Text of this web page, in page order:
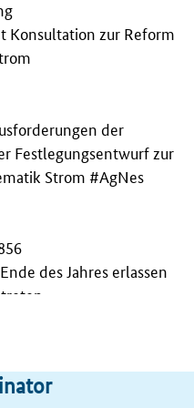
Konsultation zur Reform
der
Festlegungsentwurf zur
Strom #AgNes
des Jahres erlassen